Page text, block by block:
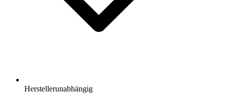
Herstellerunabhängig